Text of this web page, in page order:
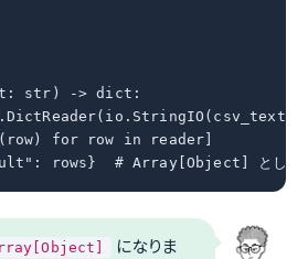
str) -> dict:
for row in reader]
rows}  # Array[Object] として
になりま